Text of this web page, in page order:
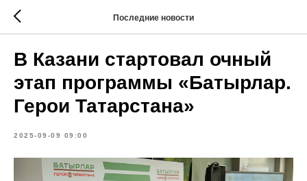
Последние новости
В Казани стартовал очный
этап программы «Батырлар.
Герои Татарстана»
2025-09-09 09:00